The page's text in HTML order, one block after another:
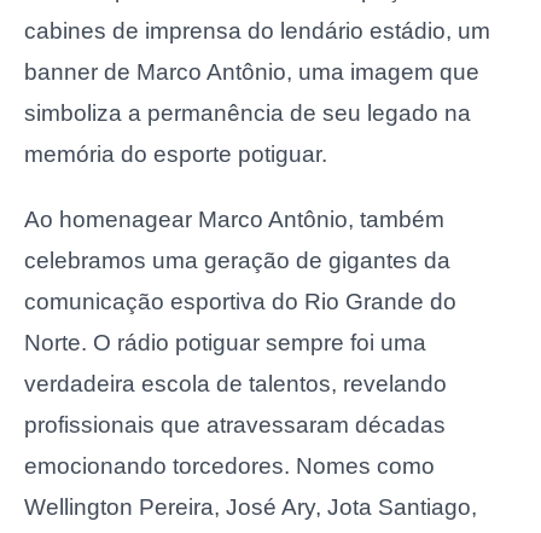
cabines de imprensa do lendário estádio, um
banner de Marco Antônio, uma imagem que
simboliza a permanência de seu legado na
memória do esporte potiguar.
Ao homenagear Marco Antônio, também
celebramos uma geração de gigantes da
comunicação esportiva do Rio Grande do
Norte. O rádio potiguar sempre foi uma
verdadeira escola de talentos, revelando
profissionais que atravessaram décadas
emocionando torcedores. Nomes como
Wellington Pereira, José Ary, Jota Santiago,